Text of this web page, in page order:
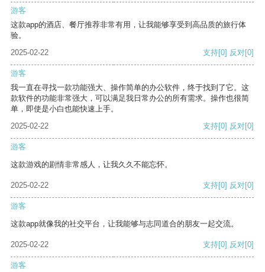
游客
这款app的酒店、餐厅推荐非常有用，让我能够享受到高品质的旅行体
验。
2025-02-22
支持[0] 反对[0]
游客
我一直在寻找一款功能强大、操作简单的办公软件，终于找到了它。这
款软件的功能非常强大，可以满足我日常办公的所有需求。操作也很简
单，即使是小白也能快速上手。
2025-02-22
支持[0] 反对[0]
游客
这款游戏的剧情非常感人，让我久久不能忘怀。
2025-02-22 支持[0] 反对[0]
游客
这款app就像我的社交平台，让我能够与志同道合的朋友一起交流。
2025-02-22 支持[0] 反对[0]
游客